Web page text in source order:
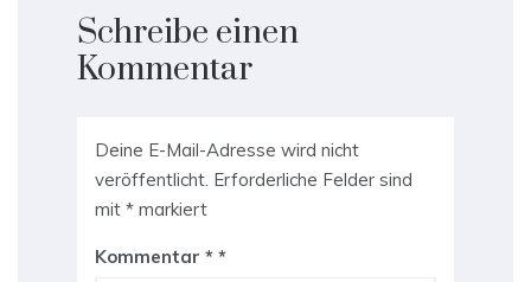
Schreibe einen
Kommentar
Deine E-Mail-Adresse wird nicht
veröffentlicht. Erforderliche Felder sind
mit * markiert
Kommentar *